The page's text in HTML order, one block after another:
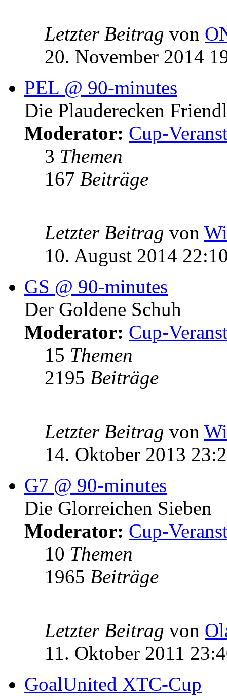
Letzter Beitrag von
20. November 2014
PEL @ 90-minutes
Die Plauderecken
Moderator: Cup-
3 Themen
167 Beiträge
Letzter Beitrag von
10. August 2014
GS @ 90-minutes
Der Goldene Schuh
Moderator: Cup-
15 Themen
2195 Beiträge
Letzter Beitrag von
14. Oktober 2013
G7 @ 90-minutes
Die Glorreichen Sieben
Moderator: Cup-
10 Themen
1965 Beiträge
Letzter Beitrag von
11. Oktober 2011
GoalUnited XTC-Cup